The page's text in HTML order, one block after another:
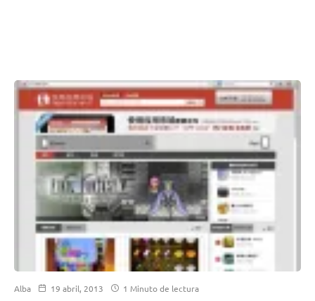
Alba 19 abril, 2013 1 Minuto de lectura